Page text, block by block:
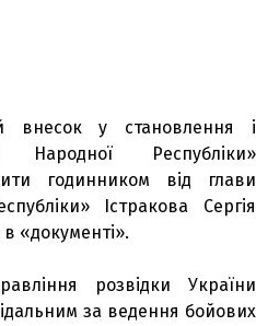
внесок у становлення і
Народної Республіки»
годинником від глави
Істракова Сергія
«документі».
розвідки України
за ведення бойових